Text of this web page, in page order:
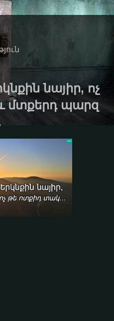
նայիր, ոչ
մտքերդ պարզ